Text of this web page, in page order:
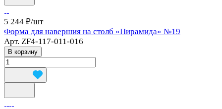
5 244 ₽/шт
Форма для навершия на столб «Пирамида» №19
Арт. ZF4-117-011-016
В корзину